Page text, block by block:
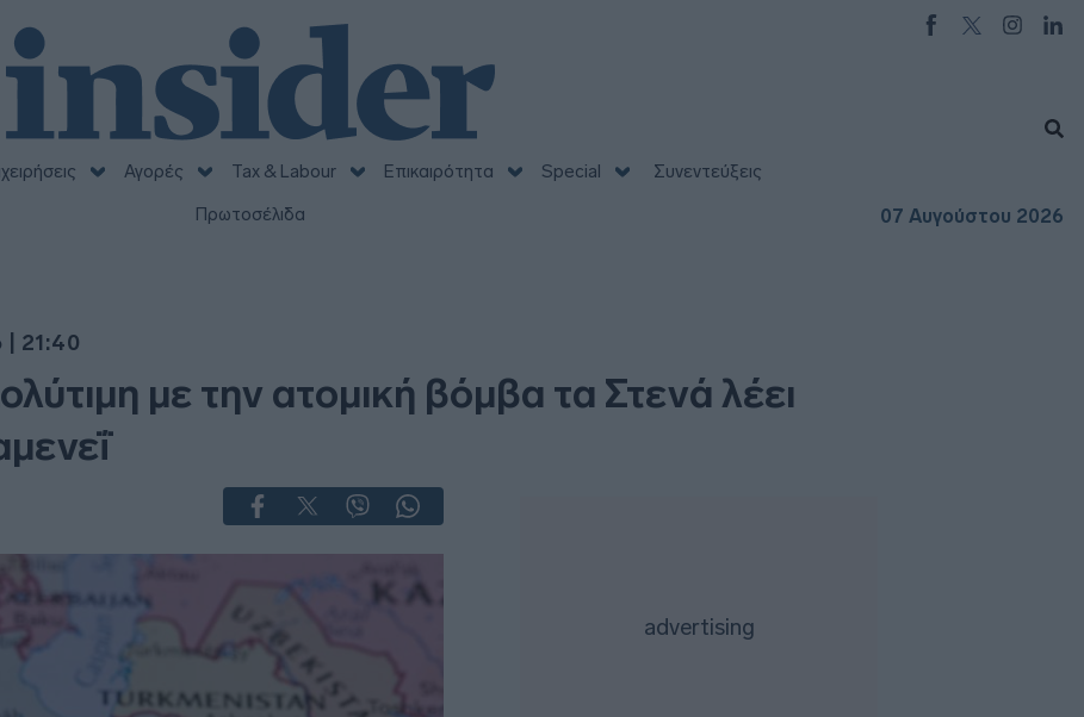
Αγορές Tax & Labour Επικαιρότητα Special
Συνεντεύξεις
Πρωτοσέλιδα
07 Αυγούστου 2026
| 21:40
με την ατομική βόμβα τα Στενά λέει